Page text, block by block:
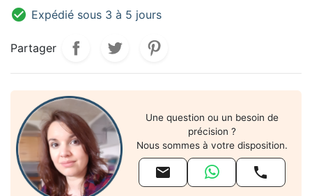
 Expédié sous 3 à 5 jours
Partager
Une question ou un besoin de
précision ?
Nous sommes à votre disposition.
 